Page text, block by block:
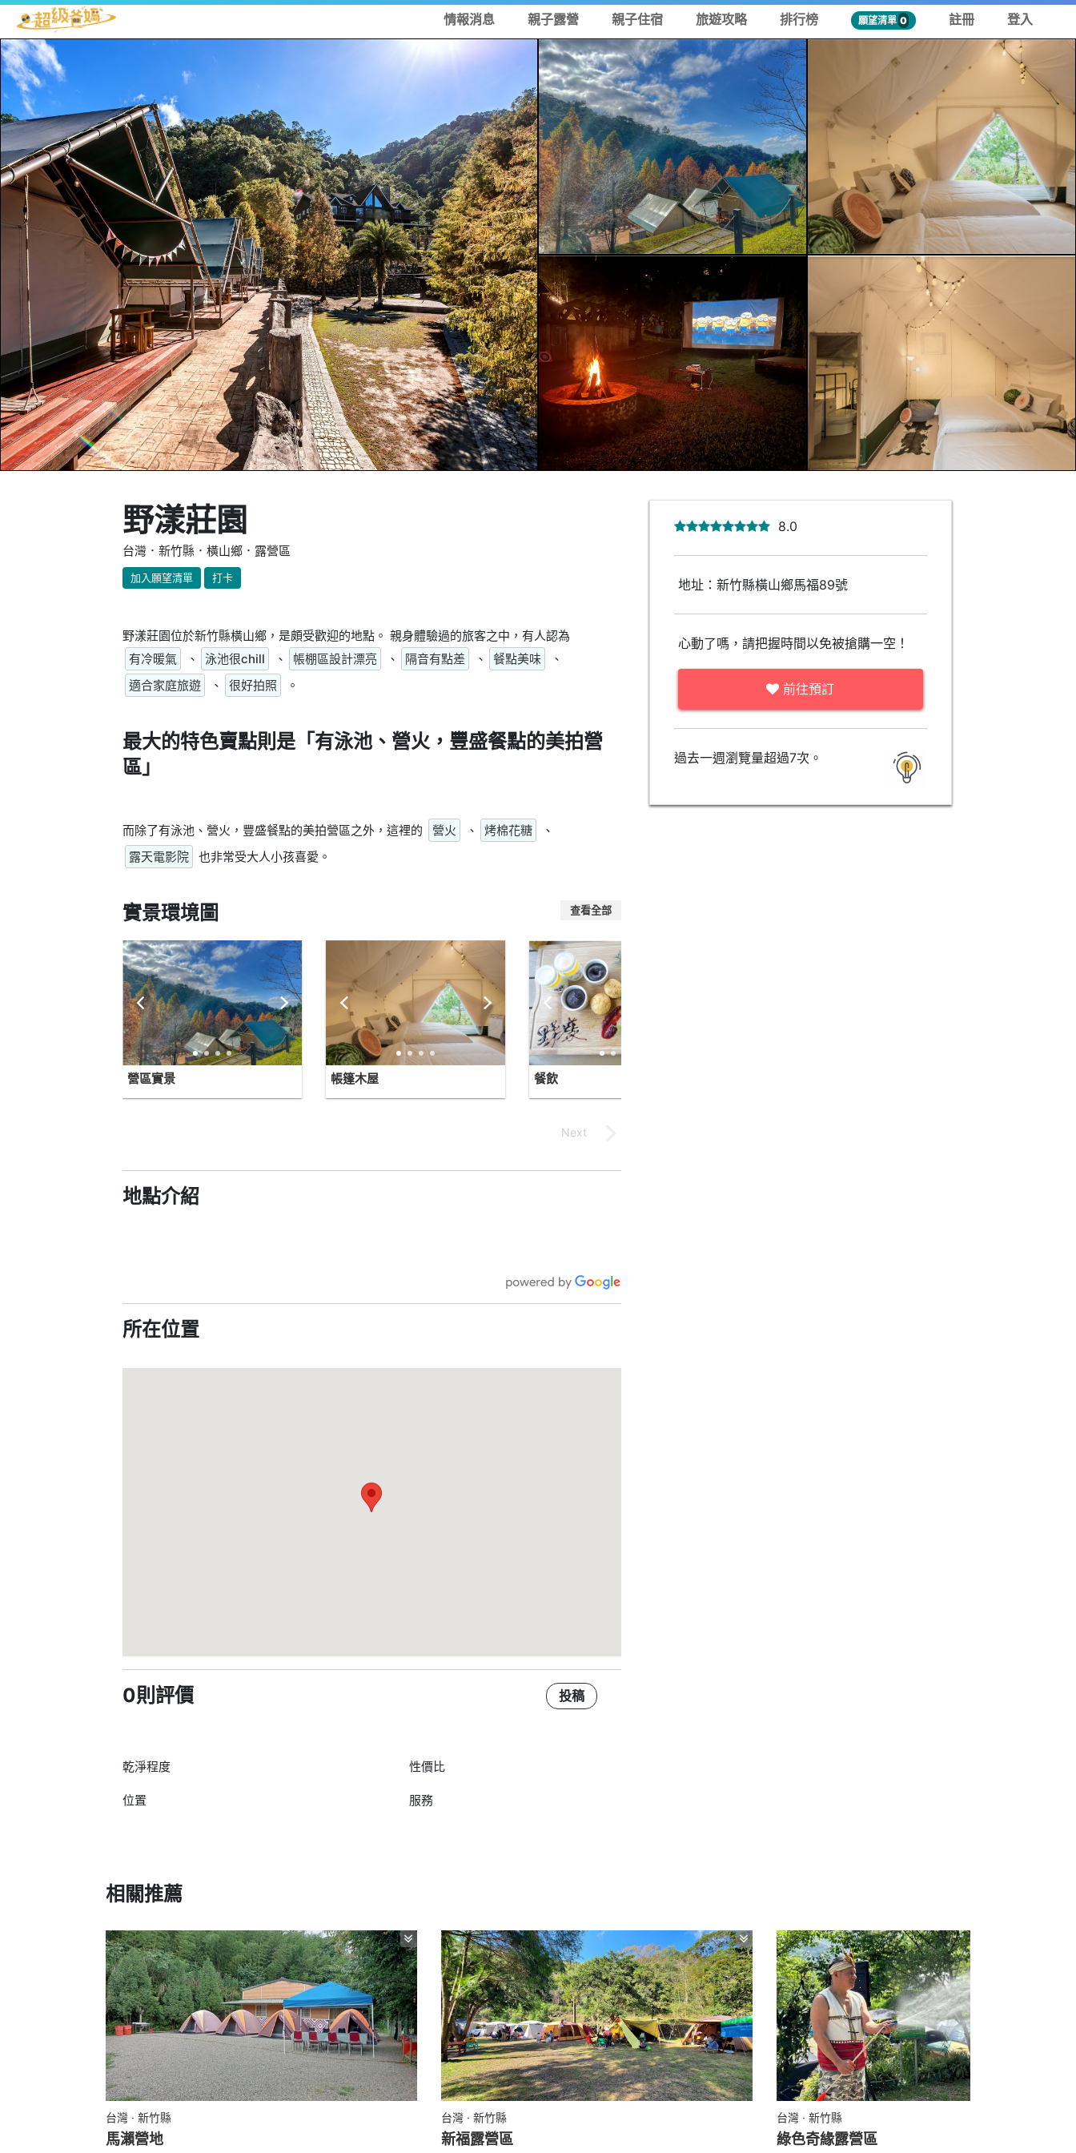
情報消息 親子露營 親子住宿 旅遊攻略 排行榜 願望清單 0 註冊 登入
野漾莊園
台灣．新竹縣．橫山鄉．露營區
加入願望清單 打卡
野漾莊園位於新竹縣橫山鄉，是頗受歡迎的地點。 親身體驗過的旅客之中，有人認為
有冷暖氣
、 泳池很chill 、 帳棚區設計漂亮 、 隔音有點差 、 餐點美味
、
適合家庭旅遊
、 很好拍照 。
最大的特色賣點則是「有泳池、營火，豐盛餐點的美拍營
區」
而除了有泳池、營火，豐盛餐點的美拍營區之外，這裡的 營火 、 烤棉花糖
、
露天電影院
也非常受大人小孩喜愛。
實景環境圖 查看全部
營區實景 帳篷木屋 餐飲
地點介紹
所在位置
0則評價 投稿
乾淨程度
位置
性價比
服務
8.0
地址：新竹縣橫山鄉馬福89號
心動了嗎，請把握時間以免被搶購一空！
前往預訂
過去一週瀏覽量超過7次。
相關推薦
台灣 · 新竹縣
馬瀨營地
台灣 · 新竹縣
新福露營區
台灣 · 新竹縣
綠色奇緣露營區